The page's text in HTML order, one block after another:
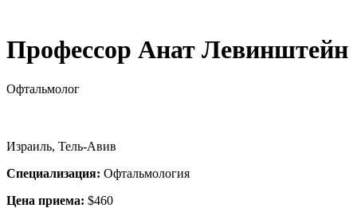
Профессор Анат Левинштейн
Офтальмолог
Израиль, Тель-Авив
Специализация: Офтальмология
Цена приема: $460